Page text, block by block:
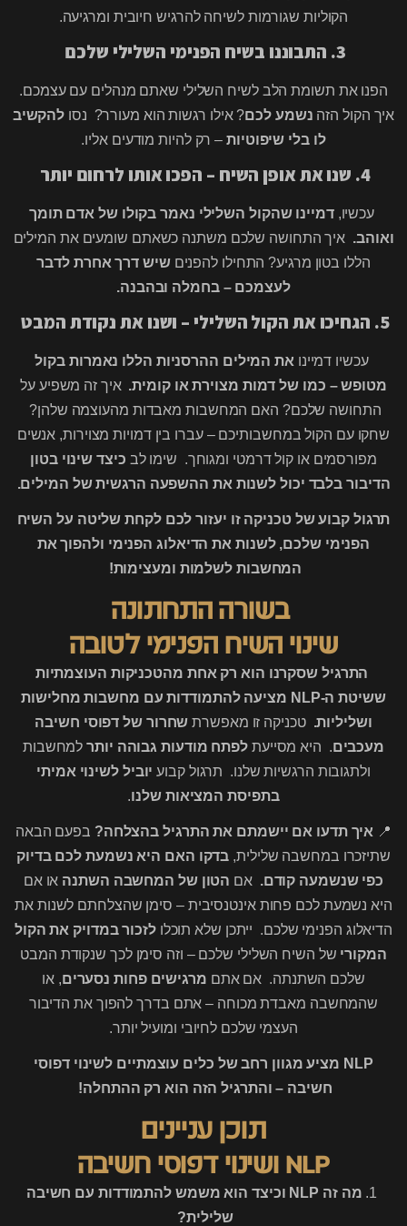
הקוליות שגורמות לשיחה להרגיש חיובית ומרגיעה.
3. התבוננו בשיח הפנימי השלילי שלכם
הפנו את תשומת הלב לשיח השלילי שאתם מנהלים עם עצמכם.
איך הקול הזה נשמע לכם? אילו רגשות הוא מעורר? נסו להקשיב
לו בלי שיפוטיות– רק להיות מודעים אליו.
4. שנו את אופן השיח – הפכו אותו לרחום יותר
עכשיו,דמיינו שהקול השלילי נאמר בקולו של אדם תומך
ואוהב. איך התחושה שלכם משתנה כשאתם שומעים את המילים
הללו בטון מרגיע? התחילו להפניםשיש דרך אחרת לדבר
לעצמכם – בחמלה ובהבנה.
5. הגחיכו את הקול השלילי – ושנו את נקודת המבט
עכשיו דמיינו את המילים ההרסניות הללו נאמרות בקול
מטופש – כמו של דמות מצוירת או קומית. איך זה משפיע על
התחושה שלכם? האם המחשבות מאבדות מהעוצמה שלהן?
שחקו עם הקול במחשבותיכם – עברו בין דמויות מצוירות, אנשים
מפורסמים או קול דרמטי ומגוחך. שימו לב כיצד שינוי בטון
הדיבור בלבד יכול לשנות את ההשפעה הרגשית של המילים.
תרגול קבוע של טכניקה זו יעזור לכם לקחת שליטה על השיח
הפנימי שלכם, לשנות את הדיאלוג הפנימי ולהפוך את
המחשבות לשלמות ומעצימות!
בשורה התחתונה
שינוי השיח הפנימי לטובה
התרגיל שסקרנו הוא רק אחת מהטכניקות העוצמתיות
ששיטת ה-NLP מציעה להתמודדות עם מחשבות מחלישות
ושליליות. טכניקה זו מאפשרת שחרור של דפוסי חשיבה
מעכבים. היא מסייעת לפתח מודעות גבוהה יותרלמחשבות
ולתגובות הרגשיות שלנו. תרגול קבוע יוביל לשינוי אמיתי
בתפיסת המציאות שלנו.
📍 איך תדעו אם יישמתם את התרגיל בהצלחה? בפעם הבאה
שתיזכרו במחשבה שלילית, בדקו האם היא נשמעת לכם בדיוק
כפי שנשמעה קודם. אם הטון של המחשבה השתנה או אם
היא נשמעת לכם פחות אינטנסיבית – סימן שהצלחתם לשנות את
הדיאלוג הפנימי שלכם. ייתכן שלא תוכלולזכור במדויק את הקול
המקורי של השיח השלילי שלכם – וזה סימן לכך שנקודת המבט
שלכם השתנתה. אם אתם מרגישים פחות נסערים, או
שהמחשבה מאבדת מכוחה – אתם בדרך להפוך את הדיבור
העצמי שלכם לחיובי ומועיל יותר.
NLP מציע מגוון רחב של כלים עוצמתיים לשינוי דפוסי
חשיבה – והתרגיל הזה הוא רק ההתחלה!
תוכן עניינים
NLP ושינוי דפוסי חשיבה
מה זה NLP וכיצד הוא משמש להתמודדות עם חשיבה
שלילית?